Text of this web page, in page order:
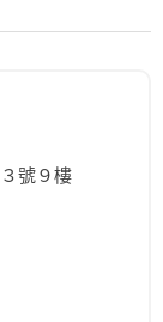
號９樓